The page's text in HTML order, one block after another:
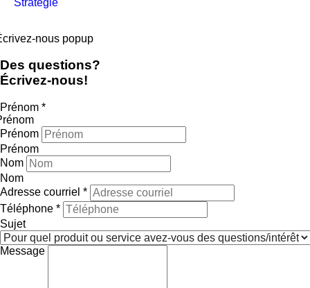
nous popup
Des questions?
Écrivez-nous!
Prénom *
Prénom
Prénom
Nom
Nom
Adresse courriel *
Téléphone *
Sujet
Message